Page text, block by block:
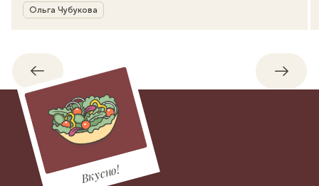
Автор
Ольга Чубукова
Обратно
Вкусно!